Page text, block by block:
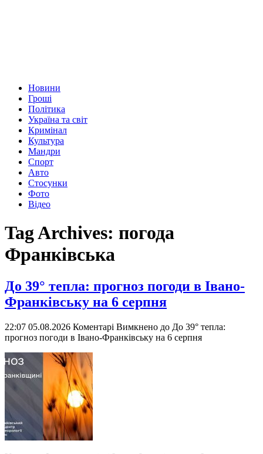
Новини
Гроші
Політика
Україна та світ
Кримінал
Культура
Мандри
Спорт
Авто
Стосунки
Фото
Відео
Tag Archives: погода
Франківська
До 39° тепла: прогноз погоди в Івано-
Франківську на 6 серпня
22:07 05.08.2026 Коментарі Вимкнено до До 39° тепла:
прогноз погоди в Івано-Франківську на 6 серпня